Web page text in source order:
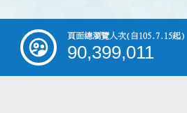
頁面總瀏覽人次(自105.7.15起)
90,399,011